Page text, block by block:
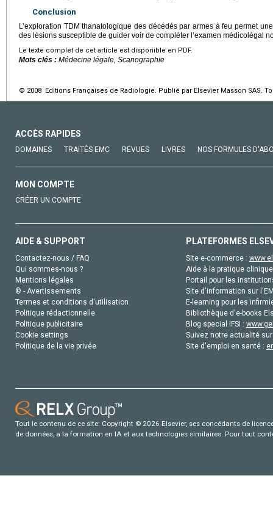
Conclusion
L’exploration TDM thanatologique des décédés par armes à feu permet
des lésions susceptible de guider voir de compléter l’examen médicolégal
Le texte complet de cet article est disponible en PDF.
Mots clés : Médecine légale, Scanographie
© 2008 Editions Françaises de Radiologie. Publié par Elsevier Masson SAS.
ACCÈS RAPIDES
DOMAINES TRAITÉS EMC REVUES LIVRES NOS FORMULES
MON COMPTE
CRÉER UN COMPTE
AIDE & SUPPORT
Contactez-nous / FAQ
Qui sommes-nous ?
Mentions légales
© - Avertissements
Termes et conditions d'utilisation
Politique rédactionnelle
Politique publicitaire
Cookie settings
Politique de la vie privée
PLATEFORMES
Site e-commerce :
Aide à la pratique
Portail pour les
Site d'information sur
E-learning pour les
Bibliothèque d'e-books
Blog special IFSI :
Suivez notre actualité
Site d'emploi en santé :
Tout le contenu de ce site: Copyright © 2026 Elsevier, ses concédants de
de données, a la formation en IA et aux technologies similaires. Pour tout